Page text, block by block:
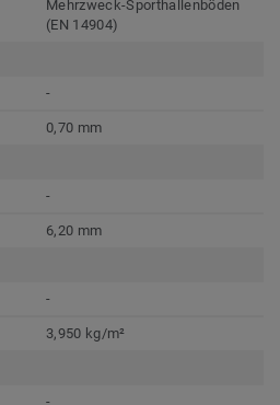
Mehrzweck-Sporthallenböden
(EN 14904)
-
0,70 mm
-
6,20 mm
-
3,950 kg/m²
-